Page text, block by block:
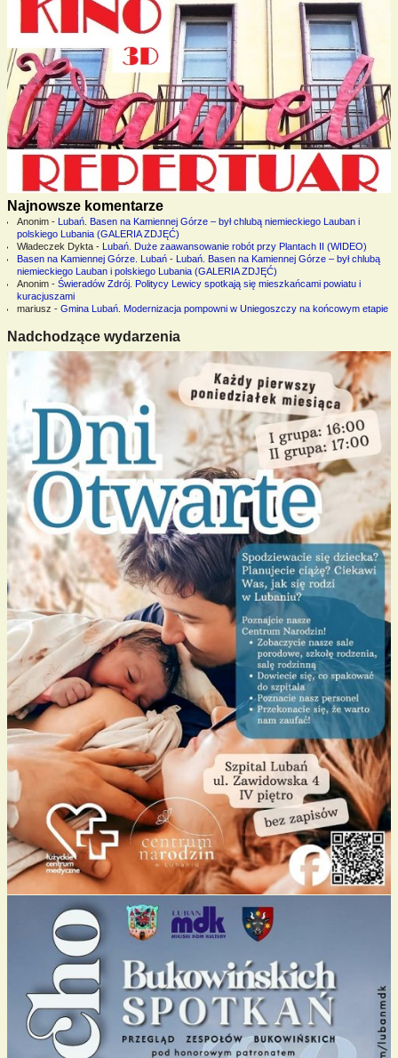
Najnowsze komentarze
Anonim- Lubań. Basen na Kamiennej Górze – był chlubą niemieckiego Lauban i
polskiego Lubania (GALERIA ZDJĘĆ)
Władeczek Dykta- Lubań. Duże zaawansowanie robót przy Plantach II (WIDEO)
Basen na Kamiennej Górze. Lubań- Lubań. Basen na Kamiennej Górze – był chlubą
niemieckiego Lauban i polskiego Lubania (GALERIA ZDJĘĆ)
Anonim- Świeradów Zdrój. Politycy Lewicy spotkają się mieszkańcami powiatu i
kuracjuszami
mariusz - Gmina Lubań. Modernizacja pompowni w Uniegoszczy na końcowym etapie
Nadchodzące wydarzenia